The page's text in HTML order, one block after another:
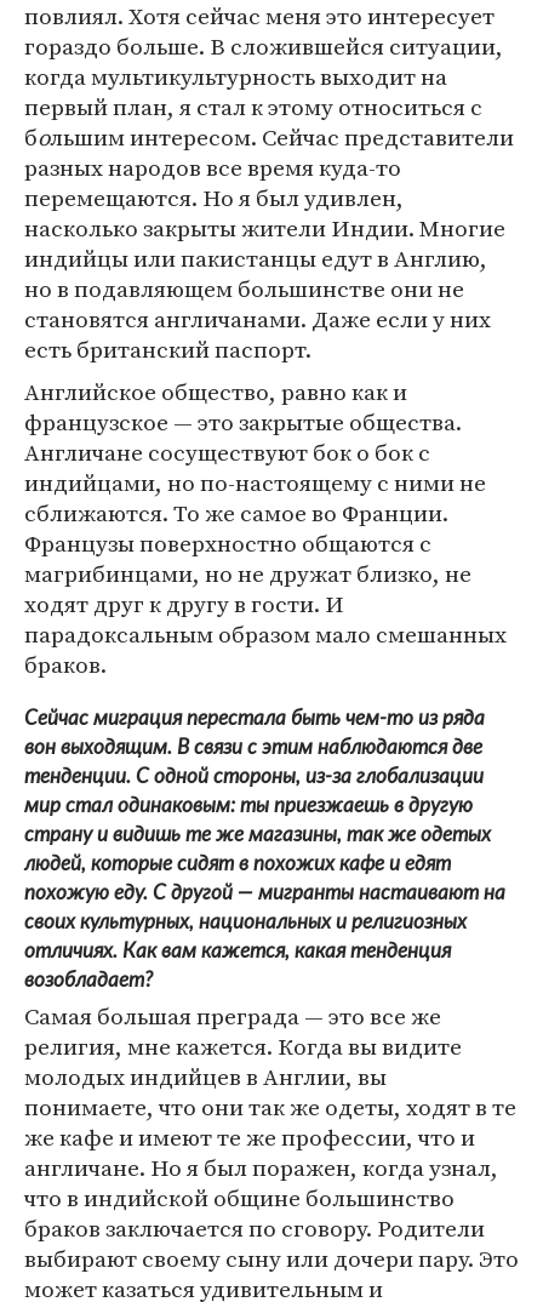
повлиял. Хотя сейчас меня это интересует
гораздо больше. В сложившейся ситуации,
когда мультикультурность выходит на
первый план, я стал к этому относиться с
большим интересом. Сейчас представители
разных народов все время куда-то
перемещаются. Но я был удивлен,
насколько закрыты жители Индии. Многие
индийцы или пакистанцы едут в Англию,
но в подавляющем большинстве они не
становятся англичанами. Даже если у них
есть британский паспорт.
Английское общество, равно как и
французское — это закрытые общества.
Англичане сосуществуют бок о бок с
индийцами, но по-настоящему с ними не
сближаются. То же самое во Франции.
Французы поверхностно общаются с
магрибинцами, но не дружат близко, не
ходят друг к другу в гости. И
парадоксальным образом мало смешанных
браков.
Сейчас миграция перестала быть чем-то из ряда
вон выходящим. В связи с этим наблюдаются две
тенденции. С одной стороны, из-за глобализации
мир стал одинаковым: ты приезжаешь в другую
страну и видишь те же магазины, так же одетых
людей, которые сидят в похожих кафе и едят
похожую еду. С другой — мигранты настаивают на
своих культурных, национальных и религиозных
отличиях. Как вам кажется, какая тенденция
возобладает?
Самая большая преграда — это все же
религия, мне кажется. Когда вы видите
молодых индийцев в Англии, вы
понимаете, что они так же одеты, ходят в те
же кафе и имеют те же профессии, что и
англичане. Но я был поражен, когда узнал,
что в индийской общине большинство
браков заключается по сговору. Родители
выбирают своему сыну или дочери пару. Это
может казаться удивительным и